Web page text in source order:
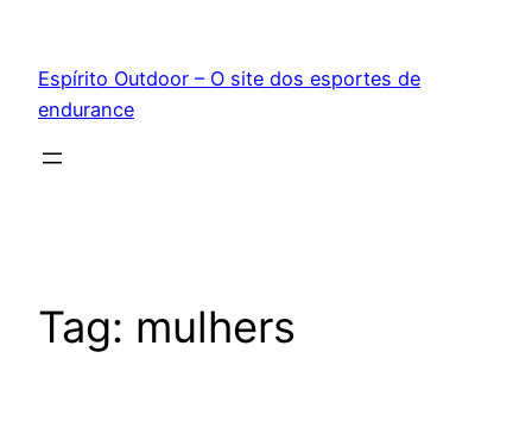
conteúdo
Espírito Outdoor – O site dos esportes de
endurance
Tag: mulhers